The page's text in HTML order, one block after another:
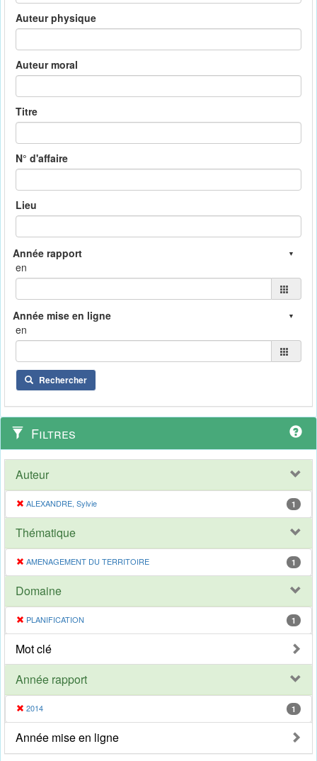
Auteur physique
Auteur moral
Titre
N° d'affaire
Lieu
en
en
Rechercher
Filtres
Auteur
ALEXANDRE, Sylvie 1
Thématique
AMENAGEMENT DU TERRITOIRE 1
Domaine
PLANIFICATION 1
Mot clé
Année rapport
2014 1
Année mise en ligne